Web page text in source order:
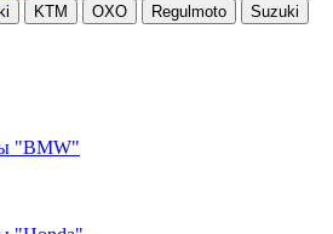
KTM OXO Regulmoto
Suzuki
"BMW"